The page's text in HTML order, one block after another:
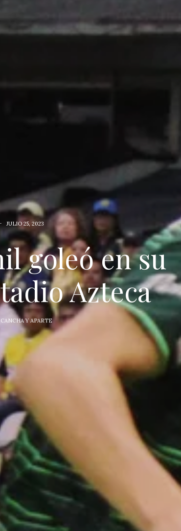
JULIO 25, 2023
goleó en su
Azteca
Y APARTE